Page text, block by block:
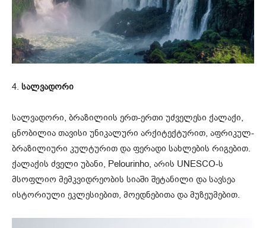
4. სალვადორი
სალვადორი, ბრაზილიის ერთ-ერთი უძველესი ქალაქი,
ცნობილია თავისი უნიკალური არქიტექტურით, აფრიკულ-
ბრაზილიური კულტურით და ფერადი სახლების რიგებით.
ქალაქის ძველი უბანი, Pelourinho, არის UNESCO-ს
მსოფლიო მემკვიდრეობის სიაში შეტანილი და სავსეა
ისტორიული ეკლესიებით, მოედნებითა და მუზეუმებით.